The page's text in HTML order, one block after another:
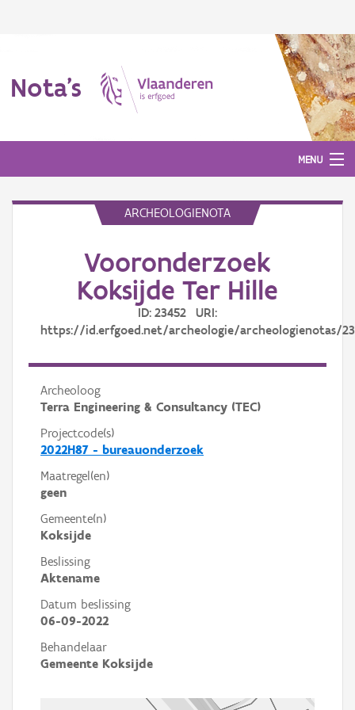
Nota's
MENU
ARCHEOLOGIENOTA
Vooronderzoek
Koksijde Ter Hille
ID: 23452 URI:
https://id.erfgoed.net/archeologie/archeologienotas/
Archeoloog
Terra Engineering & Consultancy (TEC)
Projectcode(s)
2022H87 - bureauonderzoek
Maatregel(en)
geen
Gemeente(n)
Koksijde
Beslissing
Aktename
Datum beslissing
06-09-2022
Behandelaar
Gemeente Koksijde